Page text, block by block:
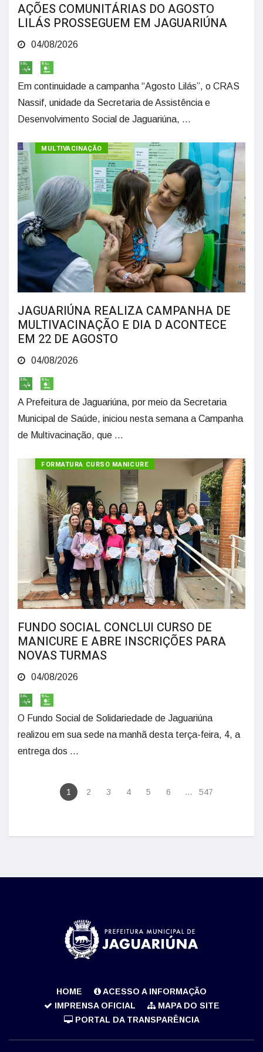
AÇÕES COMUNITÁRIAS DO AGOSTO
LILÁS PROSSEGUEM EM JAGUARIÚNA
04/08/2026
Em continuidade a campanha “Agosto Lilás”, o CRAS
Nassif, unidade da Secretaria de Assistência e
Desenvolvimento Social de Jaguariúna, ...
MULTIVACINAÇÃO
JAGUARIÚNA REALIZA CAMPANHA DE
MULTIVACINAÇÃO E DIA D ACONTECE
EM 22 DE AGOSTO
04/08/2026
A Prefeitura de Jaguariúna, por meio da Secretaria
Municipal de Saúde, iniciou nesta semana a Campanha
de Multivacinação, que ...
FORMATURA CURSO MANICURE
FUNDO SOCIAL CONCLUI CURSO DE
MANICURE E ABRE INSCRIÇÕES PARA
NOVAS TURMAS
04/08/2026
O Fundo Social de Solidariedade de Jaguariúna
realizou em sua sede na manhã desta terça-feira, 4, a
entrega dos ...
1 2 3 4 5 6 ... 547
HOME
ACESSO A INFORMAÇÃO
IMPRENSA OFICIAL
MAPA DO SITE
PORTAL DA TRANSPARÊNCIA